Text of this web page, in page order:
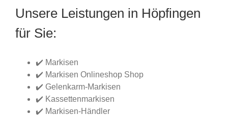
Unsere Leistungen in Höpfingen
für Sie:
✔️ Markisen
✔️ Markisen Onlineshop Shop
✔️ Gelenkarm-Markisen
✔️ Kassettenmarkisen
✔️ Markisen-Händler